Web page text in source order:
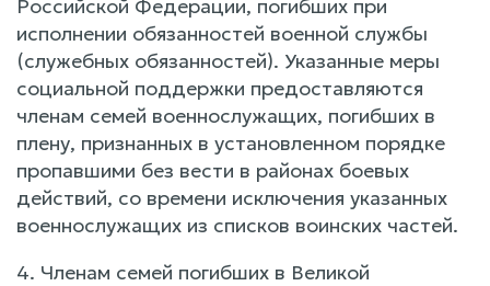
Российской Федерации, погибших при
исполнении обязанностей военной службы
(служебных обязанностей). Указанные меры
социальной поддержки предоставляются
членам семей военнослужащих, погибших в
плену, признанных в установленном порядке
пропавшими без вести в районах боевых
действий, со времени исключения указанных
военнослужащих из списков воинских частей.
4. Членам семей погибших в Великой